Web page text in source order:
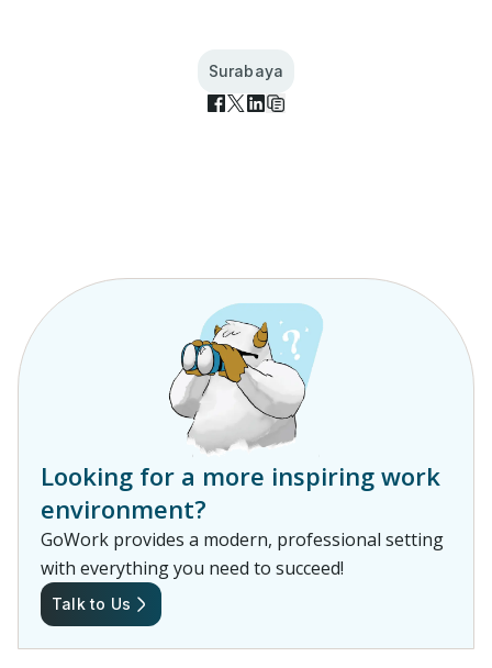
Surabaya
Looking for a more inspiring work
environment?
GoWork provides a modern, professional setting
with everything you need to succeed!
Talk to Us